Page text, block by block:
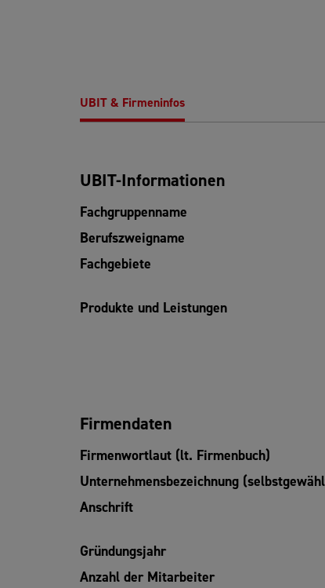
UBIT & Firmeninfos
UBIT-Informationen
Fachgruppenname
Berufszweigname
Fachgebiete
Produkte und Leistungen
Firmendaten
Firmenwortlaut (lt. Firmenbuch)
Unternehmensbezeichnung
Anschrift
Gründungsjahr
Anzahl der Mitarbeiter